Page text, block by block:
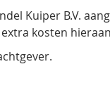
Kuiper B.V.
kosten